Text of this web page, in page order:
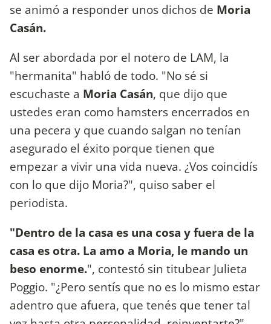
se animó a responder unos dichos de Moria
Casán.
Al ser abordada por el notero de LAM, la
"hermanita" habló de todo. "No sé si
escuchaste a Moria Casán, que dijo que
ustedes eran como hamsters encerrados en
una pecera y que cuando salgan no tenían
asegurado el éxito porque tienen que
empezar a vivir una vida nueva. ¿Vos coincidís
con lo que dijo Moria?", quiso saber el
periodista.
"Dentro de la casa es una cosa y fuera de la
casa es otra. La amo a Moria, le mando un
beso enorme.", contestó sin titubear Julieta
Poggio. "¿Pero sentís que no es lo mismo estar
adentro que afuera, que tenés que tener tal